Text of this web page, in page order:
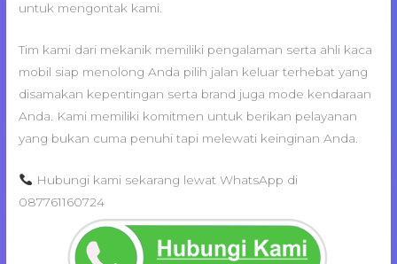
untuk mengontak kami.
Tim kami dari mekanik memiliki pengalaman serta ahli kaca
mobil siap menolong Anda pilih jalan keluar terhebat yang
disamakan kepentingan serta brand juga mode kendaraan
Anda. Kami memiliki komitmen untuk berikan pelayanan
yang bukan cuma penuhi tapi melewati keinginan Anda.
Hubungi kami sekarang lewat WhatsApp di
087761160724